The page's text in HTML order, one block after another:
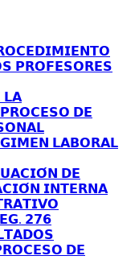
𝗣𝗥𝗢𝗙𝗘𝗦𝗢𝗥𝗘𝗦
𝗟𝗔
𝗗𝗘
𝗟𝗔𝗕𝗢𝗥𝗔𝗟
𝗗𝗘
𝗜𝗡𝗧𝗘𝗥𝗡𝗔
𝟮𝟳𝟲
𝗗𝗘